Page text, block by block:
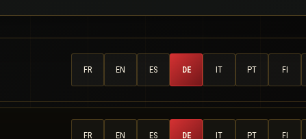
FR EN ES DE IT PT FI
FR EN ES DE IT PT FI